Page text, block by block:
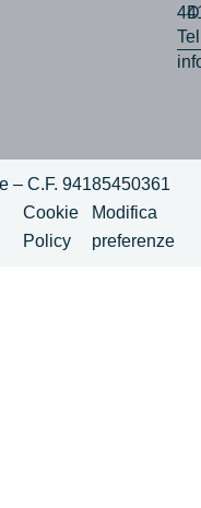
– C.F. 94185450361
Cookie
Policy
Modifica
preferenze